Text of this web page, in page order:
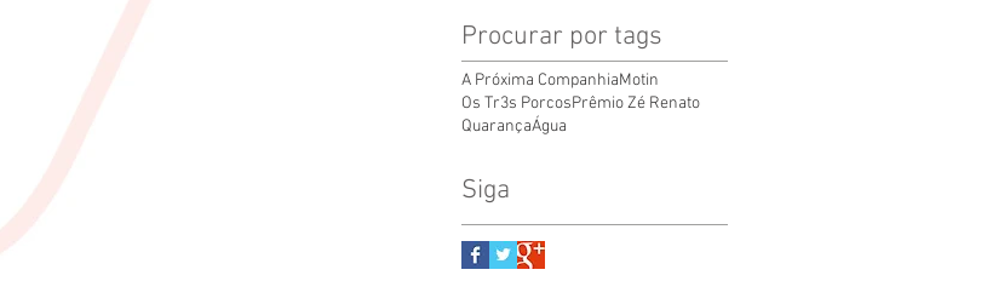
Procurar por tags
A Próxima CompanhiaMotin
Os Tr3s PorcosPrêmio Zé Renato
QuarançaÁgua
Siga